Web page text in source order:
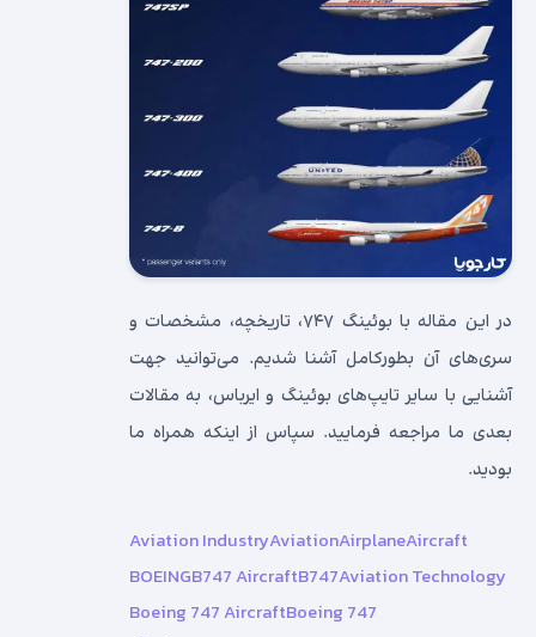
در این مقاله با بوئینگ ۷۴۷، تاریخچه، مشخصات و
سری‌های آن بطورکامل آشنا شدیم. می‌توانید جهت
آشنایی با سایر تایپ‌های بوئینگ و ایرباس، به مقالات
بعدی ما مراجعه فرمایید. سپاس از اینکه همراه ما
بودید.
Aircraft
Airplane
Aviation
Aviation Industry
Aviation Technology
B747
B747 Aircraft
BOEING
Boeing 747
Boeing 747 Aircraft